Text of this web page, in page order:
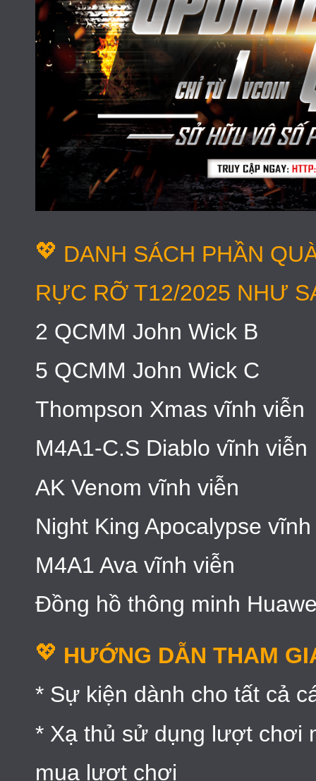
💖 DANH SÁCH PHẦN
RỰC RỠ T12/2025 NHƯ
2 QCMM John Wick B
5 QCMM John Wick C
Thompson Xmas vĩnh viễn
M4A1-C.S Diablo vĩnh viễn
AK Venom vĩnh viễn
Night King Apocalypse
M4A1 Ava vĩnh viễn
Đồng hồ thông minh
💖 HƯỚNG DẪN THAM
* Sự kiện dành cho tất cả
* Xạ thủ sử dụng lượt chơi
mua lượt chơi